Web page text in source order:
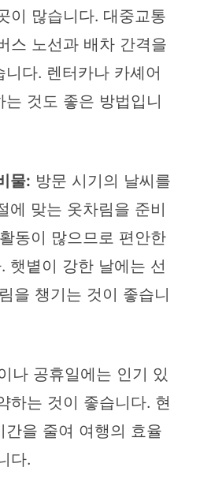
이 많습니다. 대중교통
스 노선과 배차 간격을
다. 렌터카나 카셰어
것도 좋은 방법입니
물: 방문 시기의 날씨를
에 맞는 옷차림을 준비
동이 많으므로 편안한
햇볕이 강한 날에는 선
을 챙기는 것이 좋습니
나 공휴일에는 인기 있
하는 것이 좋습니다. 현
간을 줄여 여행의 효율
다.